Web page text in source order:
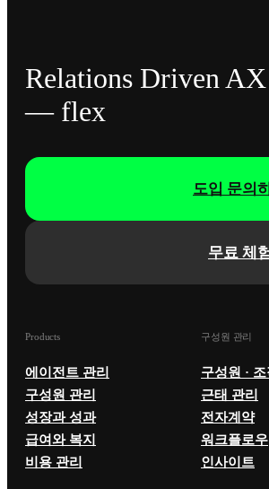
Relations Driven AX
— flex
무료 체
도입 문의
Products
에이전트 관리
구성원 관리
성장과 성과
급여와 복지
비용 관리
구성원 관리
구성원 ·
근태 관리
전자계약
워크플로우
인사이트